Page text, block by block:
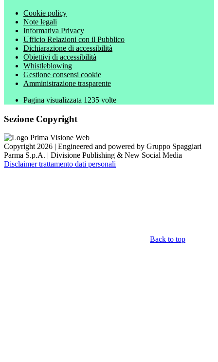
Cookie policy
Note legali
Informativa Privacy
Ufficio Relazioni con il Pubblico
Dichiarazione di accessibilità
Obiettivi di accessibilità
Whistleblowing
Gestione consensi cookie
Amministrazione trasparente
Pagina visualizzata 1235 volte
Sezione Copyright
Copyright 2026 | Engineered and powered by Gruppo Spaggiari
Parma S.p.A. | Divisione Publishing & New Social Media
Disclaimer trattamento dati personali
Back to top